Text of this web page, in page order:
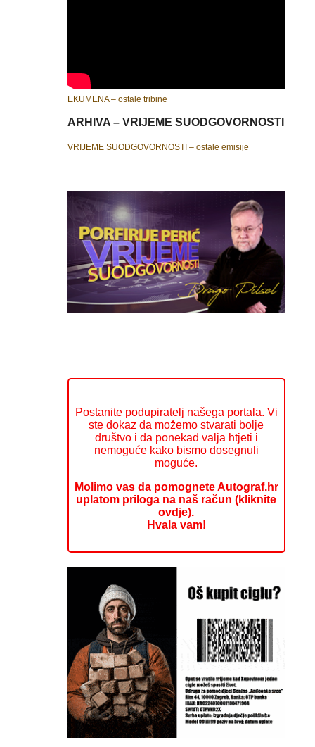
EKUMENA – ostale tribine
ARHIVA – VRIJEME SUODGOVORNOSTI
VRIJEME SUODGOVORNOSTI – ostale emisije
Postanite podupiratelj našega portala. Vi
ste dokaz da možemo stvarati bolje
društvo i da ponekad valja htjeti i
nemoguće kako bismo dosegnuli
moguće.
Molimo vas da pomognete Autograf.hr
uplatom priloga na naš račun (kliknite
ovdje).
Hvala vam!